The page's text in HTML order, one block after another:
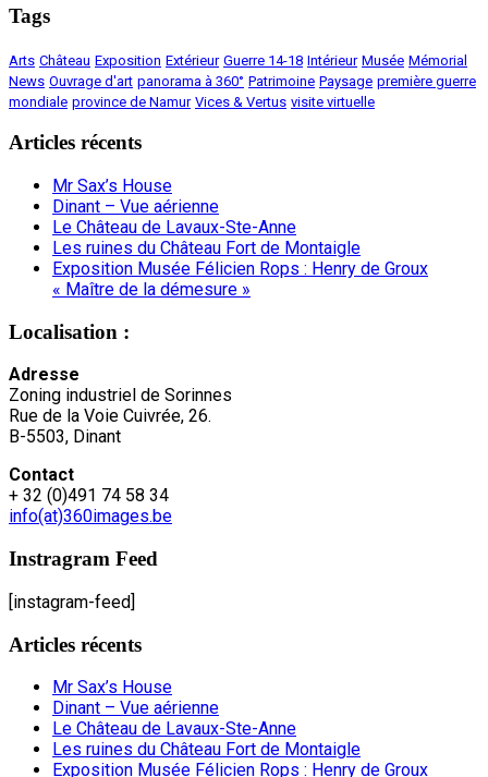
Tags
Arts Château Exposition Extérieur Guerre 14-18 Intérieur Musée Mémorial
News Ouvrage d'art panorama à 360° Patrimoine Paysage première guerre
mondiale province de Namur Vices & Vertus visite virtuelle
Articles récents
Mr Sax’s House
Dinant – Vue aérienne
Le Château de Lavaux-Ste-Anne
Les ruines du Château Fort de Montaigle
Exposition Musée Félicien Rops : Henry de Groux
« Maître de la démesure »
Localisation :
Adresse
Zoning industriel de Sorinnes
Rue de la Voie Cuivrée, 26.
B-5503, Dinant
Contact
+ 32 (0)491 74 58 34
info(at)360images.be
Instragram Feed
[instagram-feed]
Articles récents
Mr Sax’s House
Dinant – Vue aérienne
Le Château de Lavaux-Ste-Anne
Les ruines du Château Fort de Montaigle
Exposition Musée Félicien Rops : Henry de Groux